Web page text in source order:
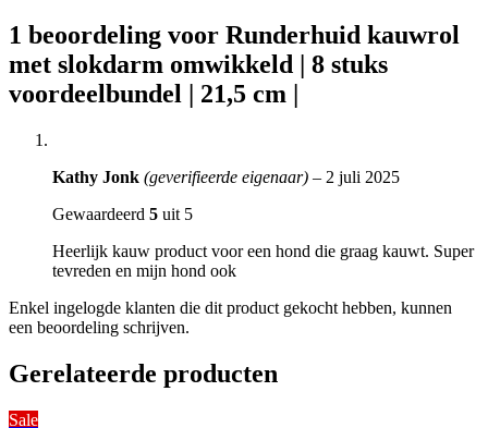
1 beoordeling voor Runderhuid kauwrol
met slokdarm omwikkeld | 8 stuks
voordeelbundel | 21,5 cm |
Kathy Jonk (geverifieerde eigenaar) – 2 juli 2025
Gewaardeerd 5 uit 5
Heerlijk kauw product voor een hond die graag kauwt. Super
tevreden en mijn hond ook
Enkel ingelogde klanten die dit product gekocht hebben, kunnen
een beoordeling schrijven.
Gerelateerde producten
Sale